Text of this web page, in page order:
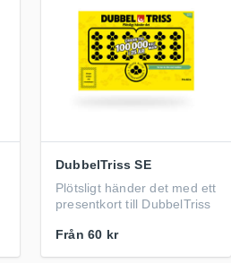
DubbelTriss SE
Plötsligt händer det med ett
presentkort till DubbelTriss
Från 60 kr